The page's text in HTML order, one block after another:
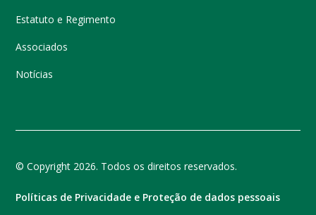
Estatuto e Regimento
Associados
Notícias
© Copyright 2026. Todos os direitos reservados.
Políticas de Privacidade e Proteção de dados pessoais